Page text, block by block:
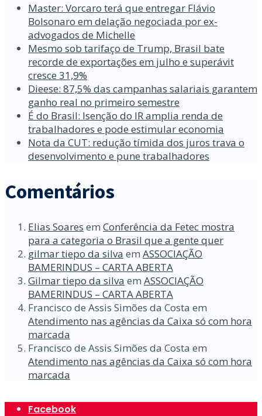
Master: Vorcaro terá que entregar Flávio
Bolsonaro em delação negociada por ex-
advogados de Michelle
Mesmo sob tarifaço de Trump, Brasil bate
recorde de exportações em julho e superávit
cresce 31,9%
Dieese: 87,5% das campanhas salariais garantem
ganho real no primeiro semestre
É do Brasil: Isenção do IR amplia renda de
trabalhadores e pode estimular economia
Nota da CUT: redução tímida dos juros trava o
desenvolvimento e pune trabalhadores
Comentários
Elias Soares em Conferência da Fetec mostra
para a categoria o Brasil que a gente quer
gilmar tiepo da silva em ASSOCIAÇÃO
BAMERINDUS – CARTA ABERTA
Gilmar tiepo da silva em ASSOCIAÇÃO
BAMERINDUS – CARTA ABERTA
Francisco de Assis Simões da Costa em
Atendimento nas agências da Caixa só com hora
marcada
Francisco de Assis Simões da Costa em
Atendimento nas agências da Caixa só com hora
marcada
Facebook